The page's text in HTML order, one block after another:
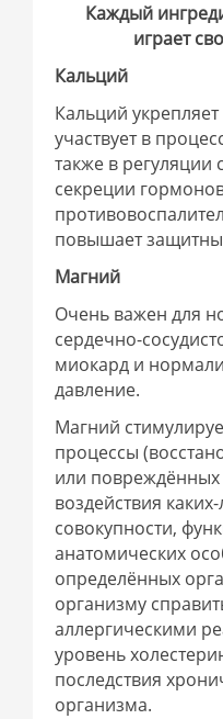
Каждый
играет
Кальций
Кальций
участвует в
также в
секреции
повышает
Магний
Очень важен для
сердечно-
миокард и
давление.
Магний
процессы
или повреждённых
воздействия
совокупности,
анатомических
определённых
организму
аллергическими
уровень
последствия
организма.